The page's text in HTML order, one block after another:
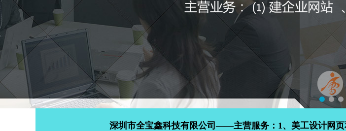
深圳市全宝鑫科技有限公司——主营服务：1、美工设计网页